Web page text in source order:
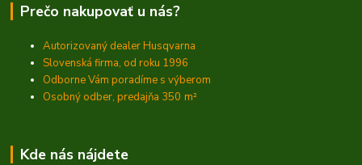
Prečo nakupovať u nás?
Autorizovaný dealer Husqvarna
Slovenská firma, od roku 1996
Odborne Vám poradíme s výberom
Osobný odber, predajňa 350 m²
Kde nás nájdete